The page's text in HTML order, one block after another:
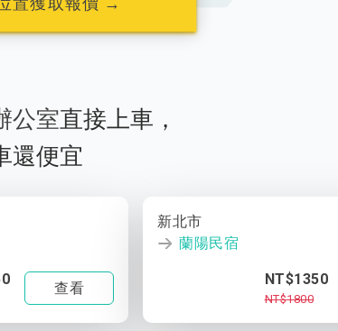
公室直接上車，
還便宜
查看
新北市
蘭陽民宿
NT$1350
NT$1800